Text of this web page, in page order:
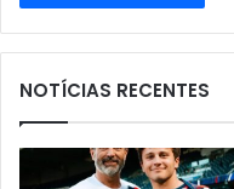
NOTÍCIAS RECENTES